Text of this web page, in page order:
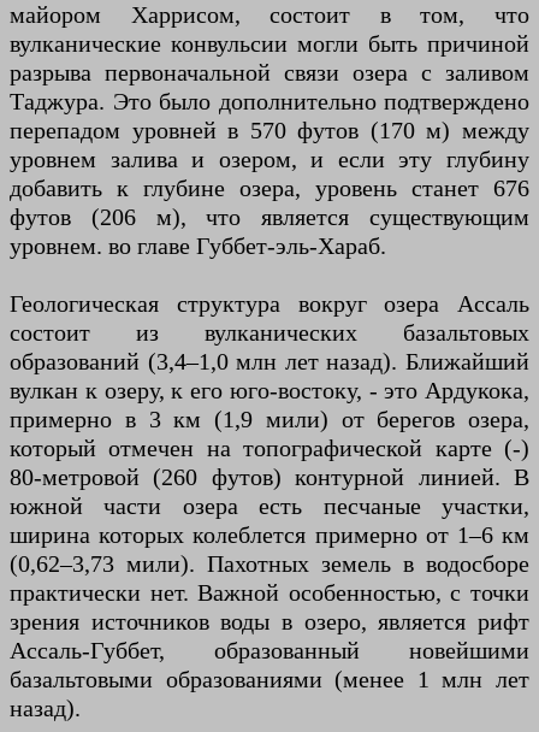
майором Харрисом, состоит в том, что
вулканические конвульсии могли быть причиной
разрыва первоначальной связи озера с заливом
Таджура. Это было дополнительно подтверждено
перепадом уровней в 570 футов (170 м) между
уровнем залива и озером, и если эту глубину
добавить к глубине озера, уровень станет 676
футов (206 м), что является существующим
уровнем. во главе Губбет-эль-Хараб.
Геологическая структура вокруг озера Ассаль
состоит из вулканических базальтовых
образований (3,4–1,0 млн лет назад). Ближайший
вулкан к озеру, к его юго-востоку, - это Ардукока,
примерно в 3 км (1,9 мили) от берегов озера,
который отмечен на топографической карте (-)
80-метровой (260 футов) контурной линией. В
южной части озера есть песчаные участки,
ширина которых колеблется примерно от 1–6 км
(0,62–3,73 мили). Пахотных земель в водосборе
практически нет. Важной особенностью, с точки
зрения источников воды в озеро, является рифт
Ассаль-Губбет, образованный новейшими
базальтовыми образованиями (менее 1 млн лет
назад).